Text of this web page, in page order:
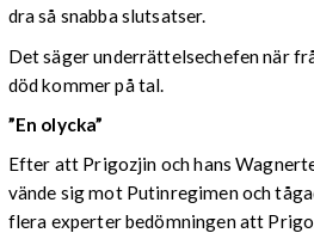
dra så snabba slutsatser.
Det säger underrättelsechefen när
död kommer på tal.
”En olycka”
Efter att Prigozjin och hans
vände sig mot Putinregimen och
flera experter bedömningen att